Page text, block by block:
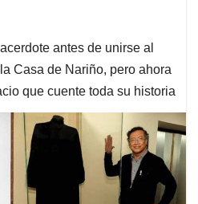
antes de unirse al
Casa de Nariño, pero ahora
que cuente toda su historia